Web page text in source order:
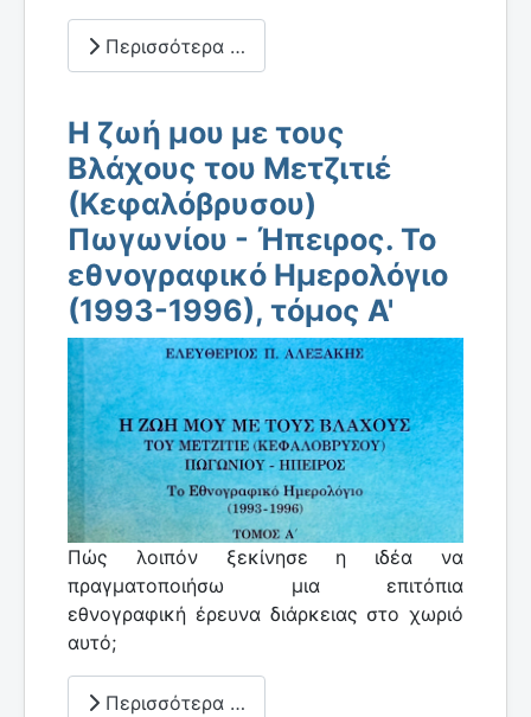
Περισσότερα …
Η ζωή μου με τους
Βλάχους του Μετζιτιέ
(Κεφαλόβρυσου)
Πωγωνίου - Ήπειρος. Το
εθνογραφικό Ημερολόγιο
(1993-1996), τόμος Α'
Πώς λοιπόν ξεκίνησε η ιδέα να
πραγματοποιήσω μια επιτόπια
εθνογραφική έρευνα διάρκειας στο χωριό
αυτό;
Περισσότερα …